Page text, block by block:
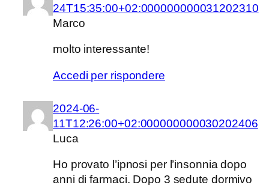
24T15:35:00+02:000000000031202310
Marco
molto interessante!
Accedi per rispondere
2024-06-
11T12:26:00+02:000000000030202406
Luca
Ho provato l’ipnosi per l’insonnia dopo
anni di farmaci. Dopo 3 sedute dormivo